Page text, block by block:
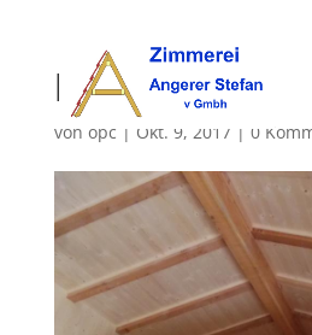
holzbau (53)
von opc | Okt. 9, 2017 | 0